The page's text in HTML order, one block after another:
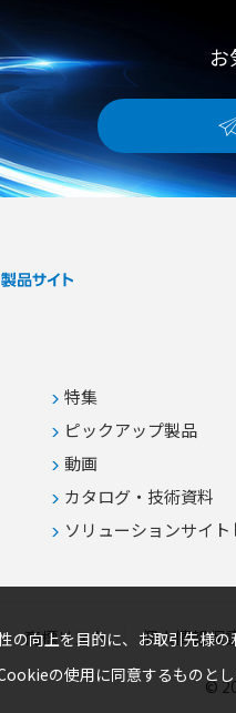
ど
によ
表面
けの
い衛
ビ飛
撃に
特集
ピックアップ製品
動画
カタログ・技術資料
ソリューションサイト
商標リスト 個人情報保
©
の向上を目的に、お取引先様
の使用に同意するものとし